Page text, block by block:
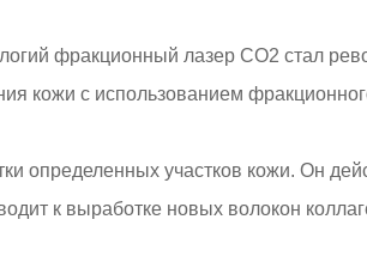
фракционный лазер CO2 стал
кожи с использованием
определенных участков кожи. Он
к выработке новых волокон